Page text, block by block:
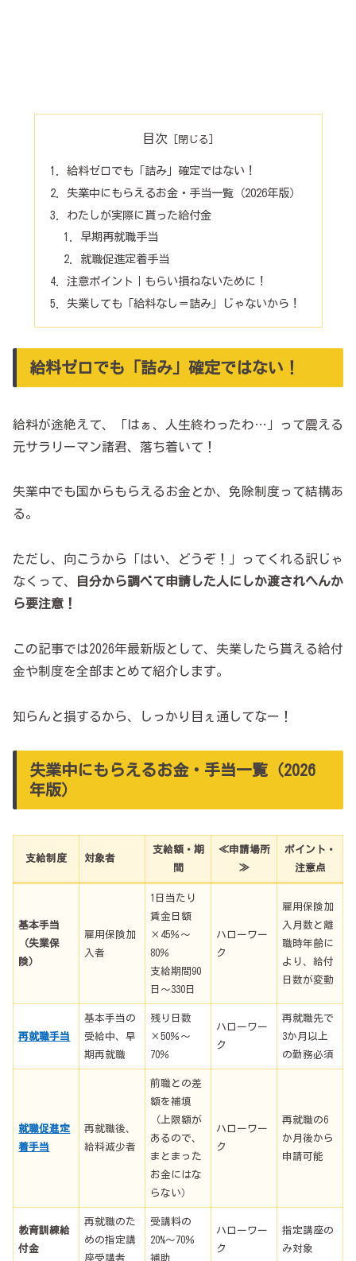
目次
給料ゼロでも「詰み」確定ではない！
失業中にもらえるお金・手当一覧（2026年版）
わたしが実際に貰った給付金
早期再就職手当
就職促進定着手当
注意ポイント｜もらい損ねないために！
失業しても「給料なし＝詰み」じゃないから！
給料ゼロでも「詰み」確定ではない！
給料が途絶えて、「はぁ、人生終わったわ…」って震える
元サラリーマン諸君、落ち着いて！
失業中でも国からもらえるお金とか、免除制度って結構あ
る。
ただし、向こうから「はい、どうぞ！」ってくれる訳じゃ
なくって、
自分から調べて申請した人にしか渡されへんか
ら要注意！
この記事では2026年最新版として、失業したら貰える給付
金や制度を全部まとめて紹介します。
知らんと損するから、しっかり目ぇ通してなー！
失業中にもらえるお金・手当一覧（2026
年版）
支給制度 対象者
支給額・期
間
≪申請場所
≫
ポイント・
注意点
基本手当
（失業保
険）
雇用保険加
入者
1日当たり
賃金日額
×45％～
80％
支給期間90
日～330日
ハローワー
ク
雇用保険加
入月数と離
職時年齢に
より、給付
日数が変動
再就職手当
基本手当の
受給中、早
期再就職
残り日数
×50％～
70％
ハローワー
ク
再就職先で
3か月以上
の勤務必須
就職促進定
着手当
再就職後、
給料減少者
前職との差
額を補填
（上限額が
あるので、
まとまった
お金にはな
らない）
ハローワー
ク
再就職の6
か月後から
申請可能
教育訓練給
付金
再就職のた
めの指定講
座受講者
受講料の
20%～70％
補助
ハローワー
ク
指定講座の
み対象